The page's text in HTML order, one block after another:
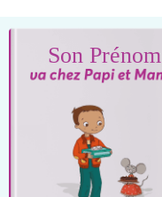
Son Prénom